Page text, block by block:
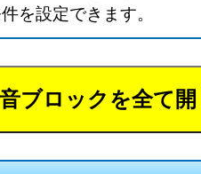
を設定できます。